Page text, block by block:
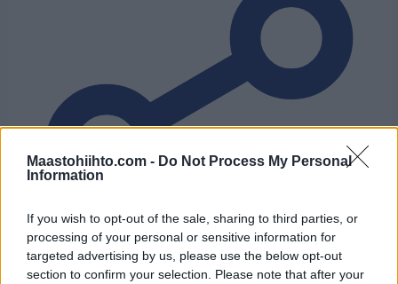
Maastohiihto.com - Do Not Process My Personal
Information
If you wish to opt-out of the sale, sharing to third parties, or
processing of your personal or sensitive information for
targeted advertising by us, please use the below opt-out
section to confirm your selection. Please note that after your